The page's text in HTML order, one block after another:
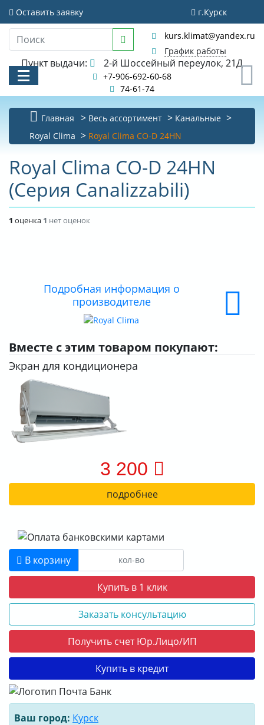
Оставить заявку г.Курск
kurs.klimat@yandex.ru
График работы
Пункт выдачи: 2-й Шоссейный переулок, 21Д
+7-906-692-60-68
74-61-74
КАТАЛОГ
АКЦИИ И РАСПРОДАЖИ
УСЛУГИ
БИБЛИОТЕКА
Главная Весь ассортимент
Канальные
Royal Clima
Royal Clima CO-D 24HN
Royal Clima CO-D 24HN
(Серия Canalizzabili)
1 оценка 1 нет оценок
Подробная информация о
производителе
Вместе с этим товаром покупают:
Экран для кондиционера
3 200
подробнее
В корзину
Купить в 1 клик
Заказать консультацию
Получить счет Юр.Лицо/ИП
Купить в кредит
Ваш город: Курск